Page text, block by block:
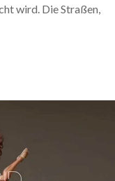
wird. Die Straßen,